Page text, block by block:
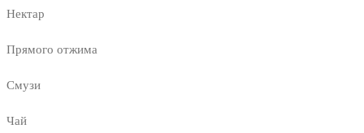
Нектар
Прямого отжима
Смузи
Чай